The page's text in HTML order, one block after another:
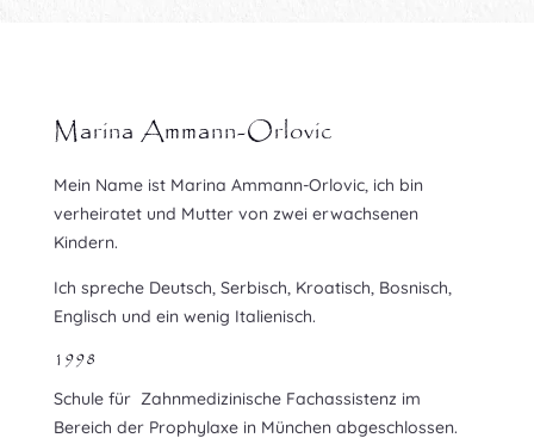
Marina Ammann-Orlovic
Mein Name ist Marina Ammann-Orlovic, ich bin
verheiratet und Mutter von zwei erwachsenen
Kindern.
Ich spreche Deutsch, Serbisch, Kroatisch, Bosnisch,
Englisch und ein wenig Italienisch.
1998
Schule für Zahnmedizinische Fachassistenz im
Bereich der Prophylaxe in München abgeschlossen.